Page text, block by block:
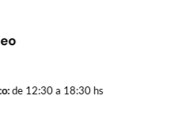
de 12:30 a 18:30 hs